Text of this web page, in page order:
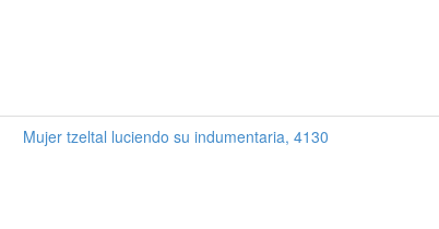
Mujer tzeltal luciendo su indumentaria, 4130